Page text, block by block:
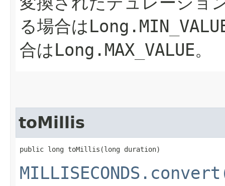
る場合は
合はLong.MAX_VALUE。
toMillis
public long toMillis​(long duration)